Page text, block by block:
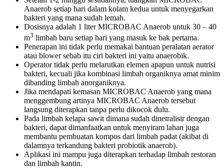
Anaerob setiap hari dalam kolam kedua untuk menyegarkan
bakteri yang mana sudah lemah.
Dosisnya adalah 1 liter MICROBAC Anaerob untuk 30 – 40
m3 limbah baru setiap hari yang masuk ke bak pertama.
Penerapan ini tidak perlu memakai bantuan peralatan aerator
atau blower sebab itu ciri bakteri ini yaitu anaerobik.
Operator tidak perlu melarutkan elemen apapun untuk nutrisi
bakteri, kecuali jika kombinasi limbah organiknya amat minim
dibanding limbah anorganiknya.
Jika mendapati kemasan MICROBAC Anaerob yang mana
menggembung artinya MICROBAC Anaerob tersebut
langsung diterapkan tanpa perlu dikocok dulu.
Pada limbah kelapa sawit dimana sudah dinetralisir dengan
bakteri, dapat dimanfaatkan untuk menyiram lahan juga
membantu pembuatan kompos dari limbah padat (akibat di
dalamnya terkandung bakteri probiotik anaerob).
Aplikasi ini mampu juga diterapkan terhadap limbah restoran
dan limbah kantin.